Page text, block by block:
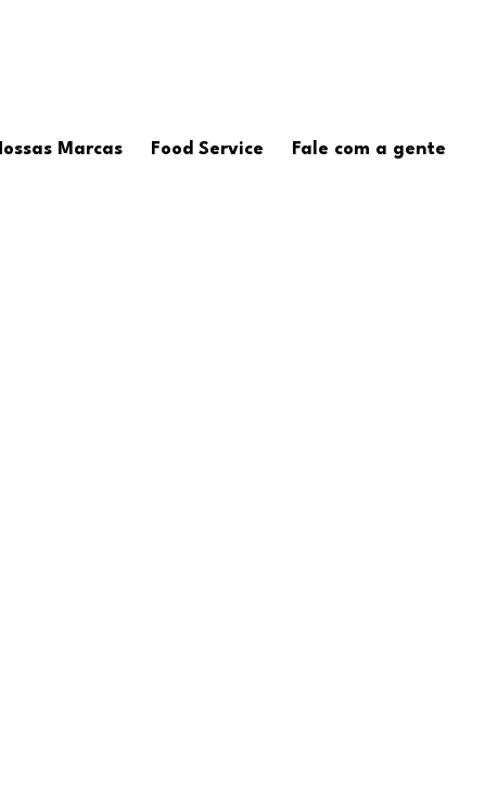
Marcas Food Service Fale com a gente